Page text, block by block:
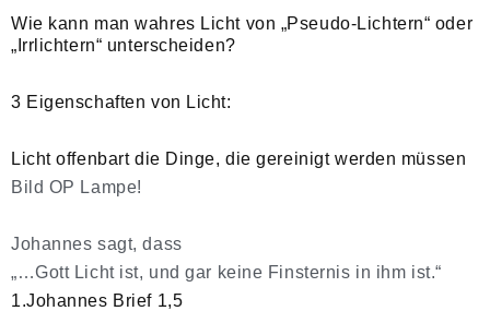
Wie kann man wahres Licht von „Pseudo-Lichtern“ oder
„Irrlichtern“ unterscheiden?
3 Eigenschaften von Licht:
Licht offenbart die Dinge, die gereinigt werden müssen
Bild OP Lampe!
Johannes sagt, dass
„…Gott Licht ist, und gar keine Finsternis in ihm ist.“
1.Johannes Brief 1,5